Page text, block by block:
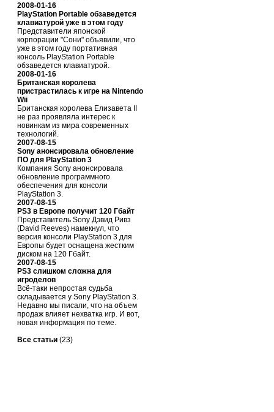
2008-01-16
PlayStation Portable обзаведется
клавиатурой уже в этом году
Представители японской
корпорации "Сони" объявили, что
уже в этом году портативная
консоль PlayStation Portable
обзаведется клавиатурой.
2008-01-16
Британская королева
пристрастилась к игре на Nintendo
Wii
Британская королева Елизавета II
не раз проявляла интерес к
новинкам из мира современных
технологий.
2007-08-15
Sony анонсировала обновление
ПО для PlayStation 3
Компания Sony анонсировала
обновление программного
обеспечения для консоли
PlayStation 3.
2007-08-15
PS3 в Европе получит 120 Гбайт
Представитель Sony Дэвид Ривз
(David Reeves) намекнул, что
версия консоли PlayStation 3 для
Европы будет оснащена жестким
диском на 120 Гбайт.
2007-08-15
PS3 слишком сложна для
игроделов
Всё-таки непростая судьба
складывается у Sony PlayStation 3.
Недавно мы писали, что на объем
продаж влияет нехватка игр. И вот,
новая информация по теме.
Все статьи (23)